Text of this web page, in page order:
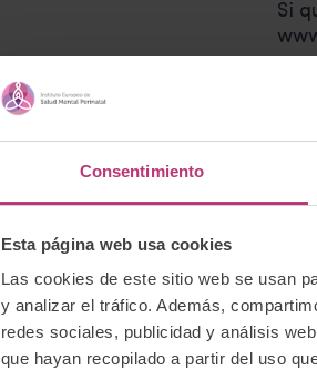
Consentimiento
Esta página web usa cookies
Las cookies de este sitio web se usan
y analizar el tráfico. Además,
redes sociales, publicidad y análisis
que hayan recopilado a partir del uso
Si